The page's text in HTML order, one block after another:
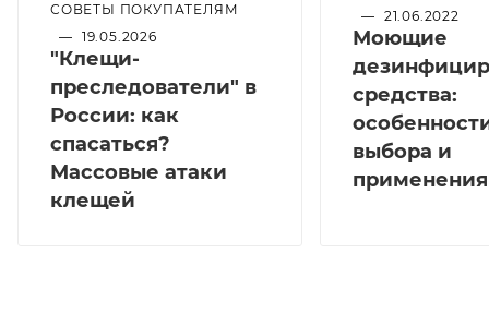
СОВЕТЫ ПОКУПАТЕЛЯМ
— 19.05.2026
"Клещи-
преследователи" в
России: как
спасаться?
Массовые атаки
клещей
— 21.06.2022
Моющие
средства:
выбора и
применения